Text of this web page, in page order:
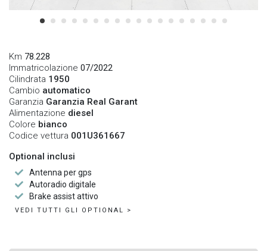
Km 78.228
Immatricolazione 07/2022
Cilindrata 1950
Cambio automatico
Garanzia Garanzia Real Garant
Alimentazione diesel
Colore bianco
Codice vettura 001U361667
Optional inclusi
Antenna per gps
Autoradio digitale
Brake assist attivo
VEDI TUTTI GLI OPTIONAL >